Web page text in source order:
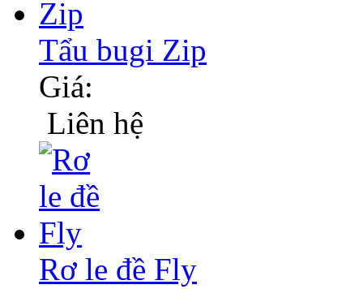
Tẩu bugi Zip
Giá:
Liên hệ
Rơ le đề Fly